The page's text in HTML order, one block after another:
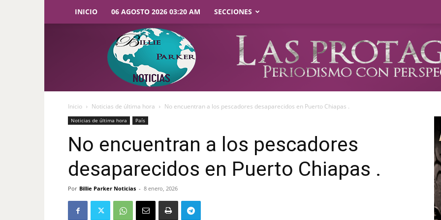
INICIO 06 AGOSTO 2026 03:20 AM SECCIONES
Parker
Noticias
Inicio Noticias de última hora No encuentran a los pescadores desaparecidos en Puerto Chiapas .
Noticias de última hora País
No encuentran a los pescadores
desaparecidos en Puerto Chiapas .
Por Billie Parker Noticias - 8 enero, 2026